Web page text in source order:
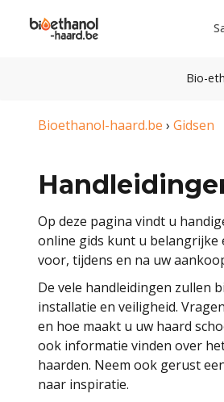
Bio-
Bioethanol-haard.be › Gidsen
Op deze pagina vindt u
online gids kunt u belangrijke
voor, tijdens en na uw
De vele handleidingen zullen
installatie en veiligheid.
en hoe maakt u uw haard
ook informatie vinden over
haarden. Neem ook gerust
naar inspiratie.